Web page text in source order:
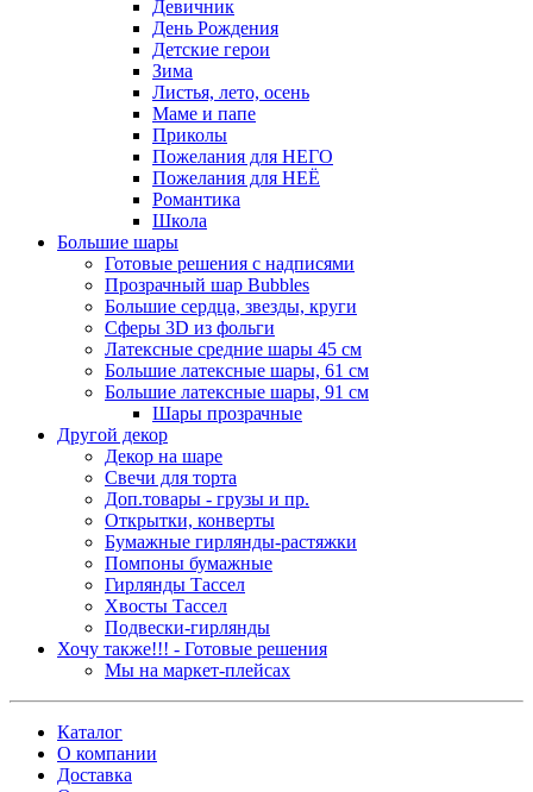
Девичник
День Рождения
Детские герои
Зима
Листья, лето, осень
Маме и папе
Приколы
Пожелания для НЕГО
Пожелания для НЕЁ
Романтика
Школа
Большие шары
Готовые решения с надписями
Прозрачный шар Bubbles
Большие сердца, звезды, круги
Сферы 3D из фольги
Латексные средние шары 45 см
Большие латексные шары, 61 см
Большие латексные шары, 91 см
Шары прозрачные
Другой декор
Декор на шаре
Свечи для торта
Доп.товары - грузы и пр.
Открытки, конверты
Бумажные гирлянды-растяжки
Помпоны бумажные
Гирлянды Тассел
Хвосты Тассел
Подвески-гирлянды
Хочу также!!! - Готовые решения
Мы на маркет-плейсах
Каталог
О компании
Доставка